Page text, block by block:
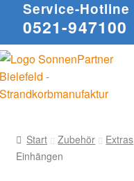
Service-Hotline
0521-947100
Start Zubehör Extras
Einhängen